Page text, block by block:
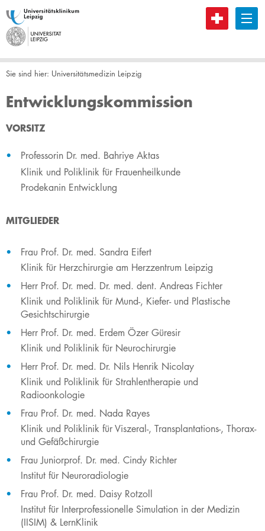
B
Sie sind hier: Universitätsmedizin Leipzig
Entwicklungskommission
​​​​​​​​VORSITZ
Professorin Dr. med. Bahriye Aktas
Klinik und Poliklinik für Frauenheilkunde
Prodekanin Entwicklung
MITGLIEDER
Frau Prof. Dr. med. Sandra Eifert
Klinik für Herzchirurgie am Herzzentrum Leipzig
Herr Prof. Dr. med. Dr. med. dent. Andreas Fichter
Klinik und Poliklinik für Mund-, Kiefer- und Plastische
Gesichtschirurgie
Herr Prof. Dr. med. Erdem Özer Güresir
Klinik und Poliklinik für Neurochirurgie
Herr Prof. Dr. med. Dr. Nils Henrik Nicolay
Klinik und Poliklinik für Strahlentherapie und
Radioonkologie
Frau Prof. Dr. med. Nada Rayes
Klinik und Poliklinik für Viszeral-, Transplantations-, Thorax-
und Gefäßchirurgie
Frau Juniorprof. Dr. med. Cindy Richter
Institut für Neuroradiologie
Frau Prof. Dr. med. Daisy Rotzoll
Institut für Interprofessionelle Simulation in der Medizin
(IISIM) & LernKlinik